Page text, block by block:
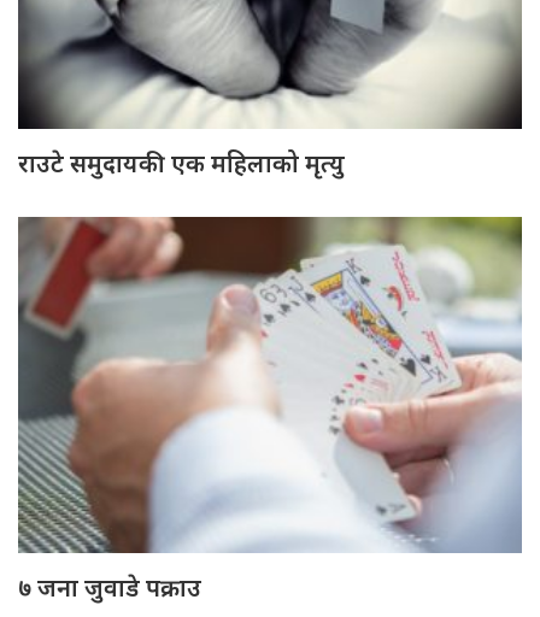
राउटे समुदायकी एक महिलाको मृत्यु
७ जना जुवाडे पक्राउ